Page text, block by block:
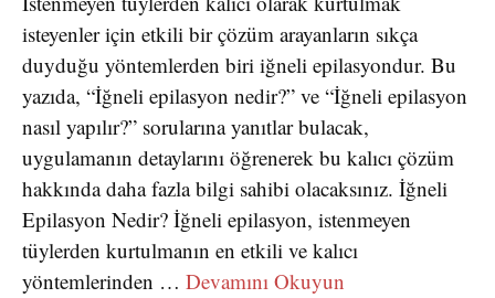
isteyenler için etkili bir çözüm arayanların sıkça
duyduğu yöntemlerden biri iğneli epilasyondur. Bu
yazıda, “İğneli epilasyon nedir?” ve “İğneli epilasyon
nasıl yapılır?” sorularına yanıtlar bulacak,
uygulamanın detaylarını öğrenerek bu kalıcı çözüm
hakkında daha fazla bilgi sahibi olacaksınız. İğneli
Epilasyon Nedir? İğneli epilasyon, istenmeyen
tüylerden kurtulmanın en etkili ve kalıcı
yöntemlerinden … Devamını Okuyun